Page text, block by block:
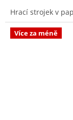
Hrací strojek v
Více za méně